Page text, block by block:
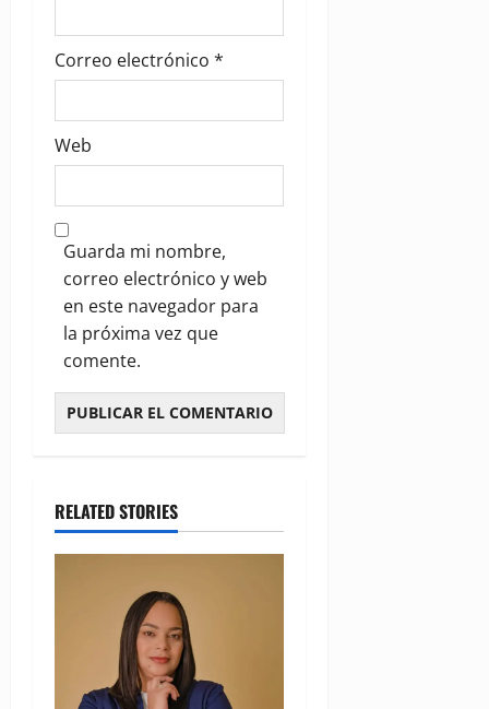
Correo electrónico *
Web
Guarda mi nombre,
correo electrónico y web
en este navegador para
la próxima vez que
comente.
RELATED STORIES